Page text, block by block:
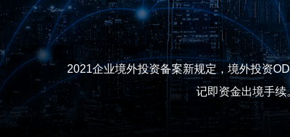
2021企业境外投资备案新规定，境外投资
记即资金出境手